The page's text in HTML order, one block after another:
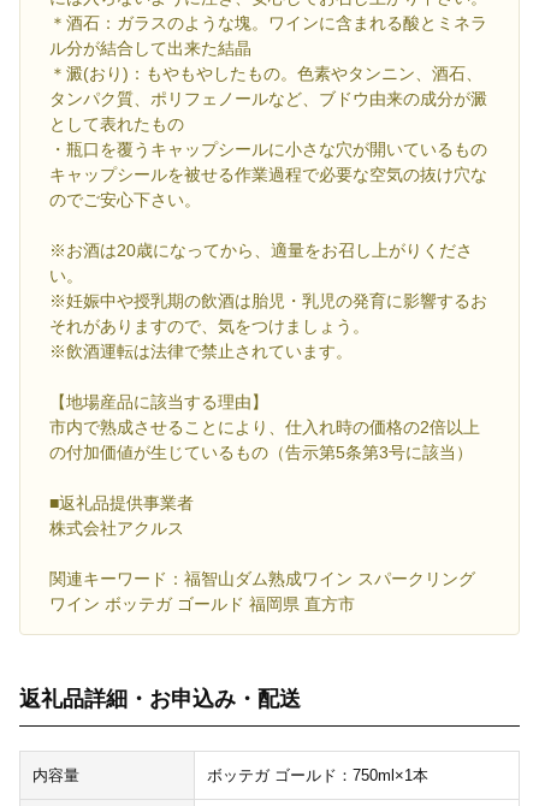
＊酒石：ガラスのような塊。ワインに含まれる酸とミネラ
ル分が結合して出来た結晶
＊澱(おり)：もやもやしたもの。色素やタンニン、酒石、
タンパク質、ポリフェノールなど、ブドウ由来の成分が澱
として表れたもの
・瓶口を覆うキャップシールに小さな穴が開いているもの
キャップシールを被せる作業過程で必要な空気の抜け穴な
のでご安心下さい。
※お酒は20歳になってから、適量をお召し上がりくださ
い。
※妊娠中や授乳期の飲酒は胎児・乳児の発育に影響するお
それがありますので、気をつけましょう。
※飲酒運転は法律で禁止されています。
【地場産品に該当する理由】
市内で熟成させることにより、仕入れ時の価格の2倍以上
の付加価値が生じているもの（告示第5条第3号に該当）
■返礼品提供事業者
株式会社アクルス
関連キーワード：福智山ダム熟成ワイン スパークリング
ワイン ボッテガ ゴールド 福岡県 直方市
返礼品詳細・お申込み・配送
内容量 ボッテガ ゴールド：750ml×1本